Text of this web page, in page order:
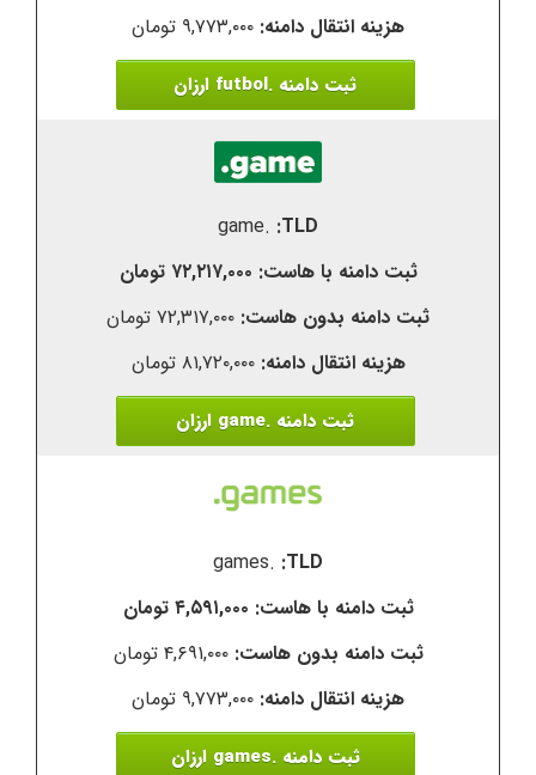
۹,۷۷۳,۰۰۰ تومان
ثبت دامنه .futbol ارزان
.game
۷۲,۲۱۷,۰۰۰ تومان
۷۲,۳۱۷,۰۰۰ تومان
۸۱,۷۲۰,۰۰۰ تومان
ثبت دامنه .game ارزان
.games
۴,۵۹۱,۰۰۰ تومان
۴,۶۹۱,۰۰۰ تومان
۹,۷۷۳,۰۰۰ تومان
ثبت دامنه .games ارزان